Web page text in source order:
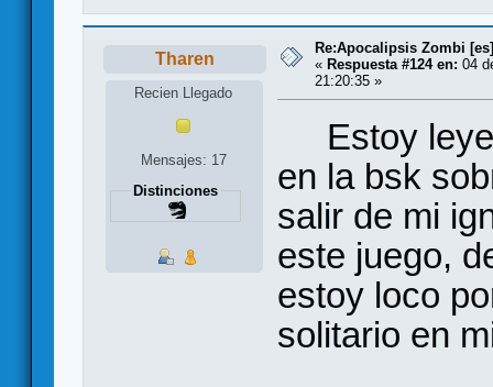
Tharen
Recien Llegado
Mensajes: 17
Distinciones
Re:Apocalipsis Zombi [es]
« Respuesta #124 en: 04
21:20:35 »
Estoy
en la bsk
salir de mi
este juego,
estoy loco
solitario en